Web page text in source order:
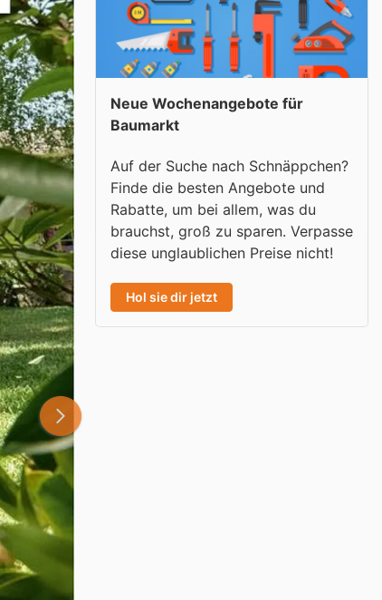
Neue Wochenangebote für
Baumarkt
Auf der Suche nach Schnäppchen?
Finde die besten Angebote und
Rabatte, um bei allem, was du
brauchst, groß zu sparen. Verpasse
diese unglaublichen Preise nicht!
Hol sie dir jetzt